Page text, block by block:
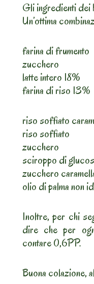
Gli ingredienti
Un’ottima
farina di frumento
zucchero
latte intero 18%
farina di riso 13%
riso soffiato
riso soffiato
zucchero
sciroppo di
zucchero
olio di palma non
Inoltre, per chi
dire che per
contare 0,6PP.
Buona colazione,